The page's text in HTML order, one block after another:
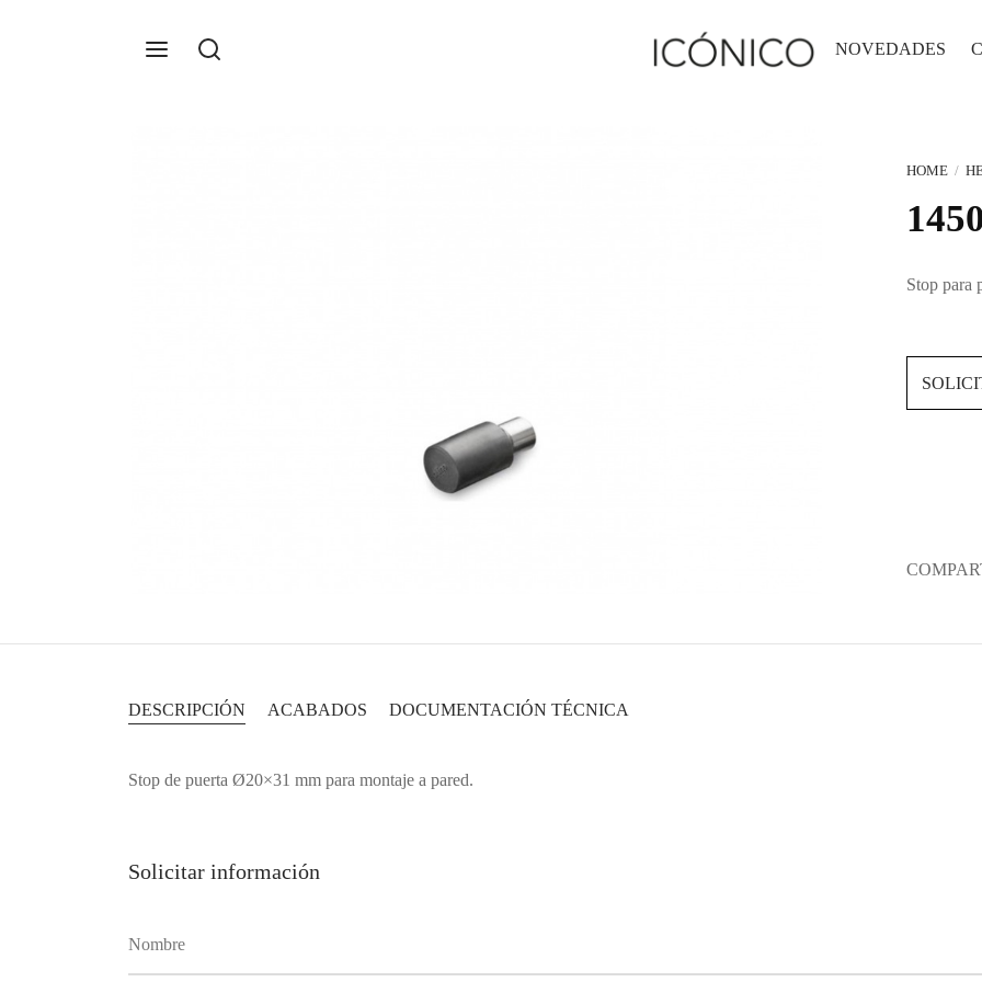
NOVEDADES
HOME /
Stop para
DESCRIPCIÓN ACABADOS DOCUMENTACIÓN TÉCNICA
Stop de puerta Ø20×31 mm para montaje a pared.
Solicitar información